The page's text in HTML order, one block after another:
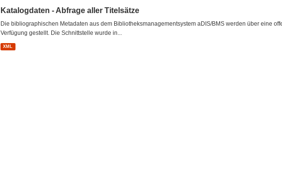
Katalogdaten - Abfrage aller Titelsätze
Die bibliographischen Metadaten aus dem Bibliotheksmanagementsystem aDIS/BMS werden über eine
Verfügung gestellt. Die Schnittstelle wurde in...
XML